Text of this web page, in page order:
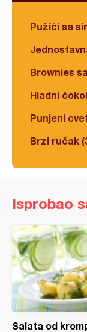
Pužići sa
Brownies
Hladni
Punjeni
Brzi ručak
Isprobao
Salata od